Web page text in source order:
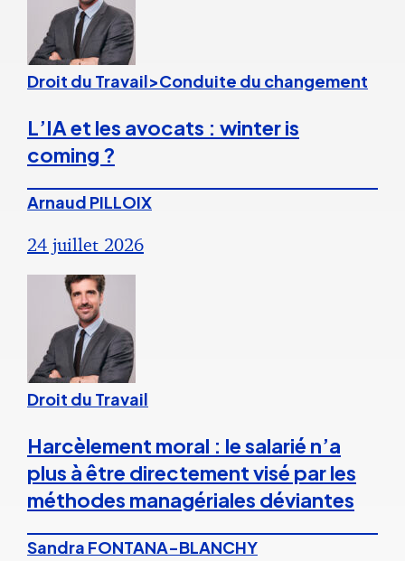
Droit du Travail>Conduite du changement
L’IA et les avocats : winter is
coming ?
Arnaud PILLOIX
24 juillet 2026
Droit du Travail
Harcèlement moral : le salarié n’a
plus à être directement visé par les
méthodes managériales déviantes
Sandra FONTANA-BLANCHY